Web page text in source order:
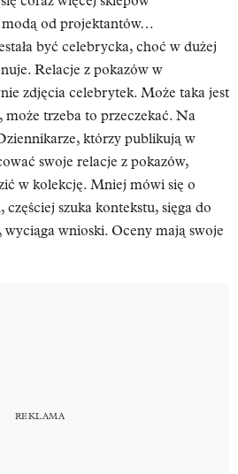
od projektantów…
być celebrycka, choć w dużej
Relacje z pokazów w
zdjęcia celebrytek. Może taka jest
może trzeba to przeczekać. Na
którzy publikują w
swoje relacje z pokazów,
w kolekcję. Mniej mówi się o
szuka kontekstu, sięga do
wnioski. Oceny mają swoje